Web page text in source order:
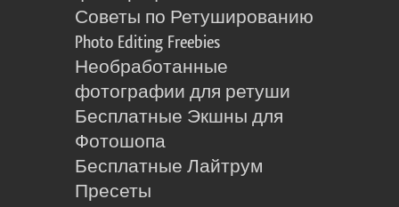
Советы по Ретушированию
Photo Editing Freebies
Необработанные
фотографии для ретуши
Бесплатные Экшны для
Фотошопа
Бесплатные Лайтрум
Пресеты